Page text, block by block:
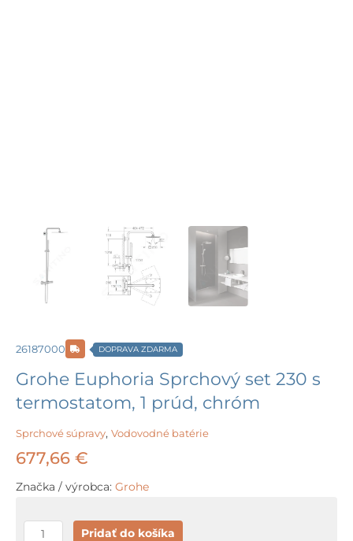
26187000 DOPRAVA ZDARMA
Grohe Euphoria Sprchový set 230 s
termostatom, 1 prúd, chróm
Sprchové súpravy, Vodovodné batérie
677,66 €
Značka / výrobca: Grohe
množstvo
Pridať do košíka